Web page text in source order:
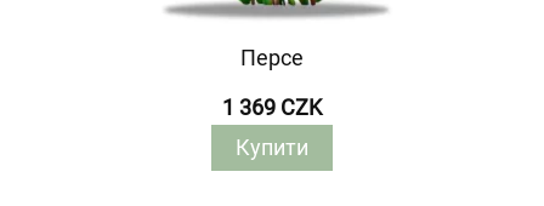
Персе
1 369 CZK
Купити